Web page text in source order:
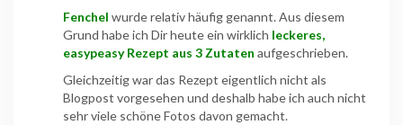
Fenchel wurde relativ häufig genannt. Aus diesem
Grund habe ich Dir heute ein wirklich leckeres,
easypeasy Rezept aus 3 Zutaten aufgeschrieben.
Gleichzeitig war das Rezept eigentlich nicht als
Blogpost vorgesehen und deshalb habe ich auch nicht
sehr viele schöne Fotos davon gemacht.